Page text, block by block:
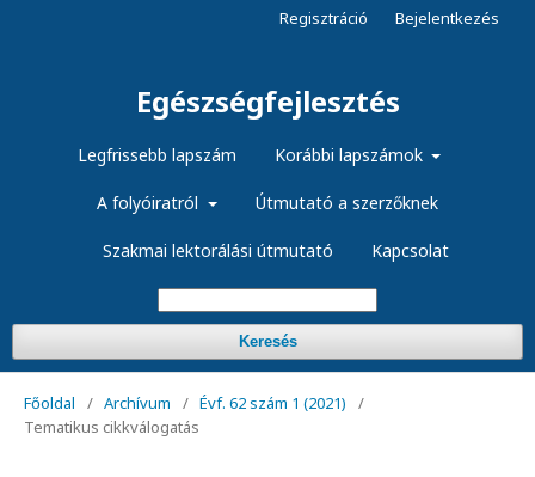
Egészségfejlesztés
Legfrissebb lapszám Korábbi lapszámok
A folyóiratról Útmutató a szerzőknek
Szakmai lektorálási útmutató Kapcsolat
Keresés
Regisztráció Bejelentkezés
Főoldal / Archívum / Évf. 62 szám 1 (2021)
/
Tematikus cikkválogatás